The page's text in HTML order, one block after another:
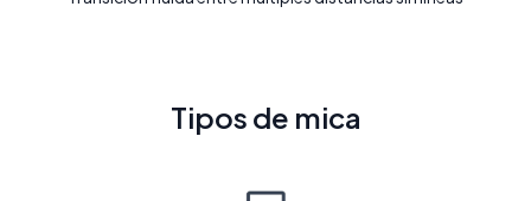
Tipos de mica